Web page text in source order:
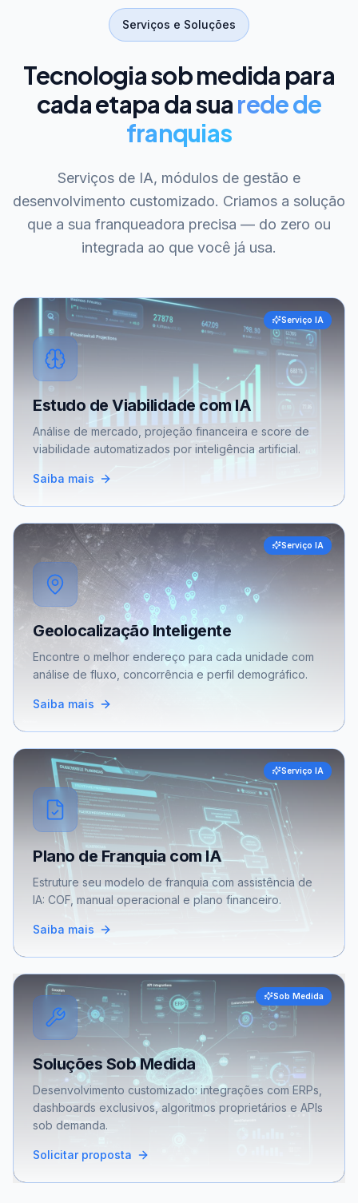
Serviços e Soluções
Tecnologia sob medida para
cada etapa da suarede de
franquias
Serviços de IA, módulos de gestão e
desenvolvimento customizado. Criamos a solução
que a sua franqueadora precisa — do zero ou
integrada ao que você já usa.
Serviço IA
Estudo de Viabilidade com IA
Análise de mercado, projeção financeira e score de
viabilidade automatizados por inteligência artificial.
Saiba mais
Serviço IA
Geolocalização Inteligente
Encontre o melhor endereço para cada unidade com
análise de fluxo, concorrência e perfil demográfico.
Saiba mais
Serviço IA
Plano de Franquia com IA
Estruture seu modelo de franquia com assistência de
IA: COF, manual operacional e plano financeiro.
Saiba mais
Sob Medida
Soluções Sob Medida
Desenvolvimento customizado: integrações com ERPs,
dashboards exclusivos, algoritmos proprietários e APIs
sob demanda.
Solicitar proposta